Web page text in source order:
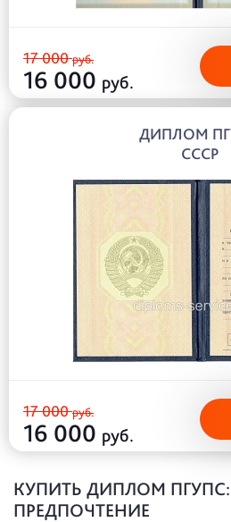
17 000руб.
16 000 руб.
ДИПЛОМ
СССР
17 000руб.
16 000 руб.
КУПИТЬ ДИПЛОМ
ПРЕДПОЧТЕНИЕ